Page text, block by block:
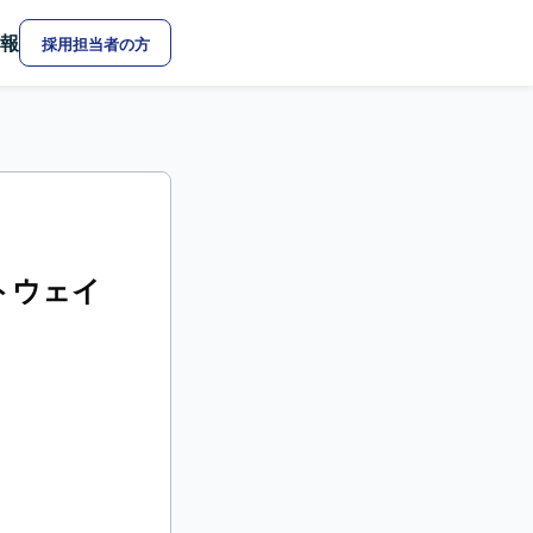
採用担当者の方
ェイ